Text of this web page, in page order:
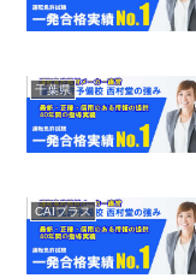
千葉県
CAIプラス